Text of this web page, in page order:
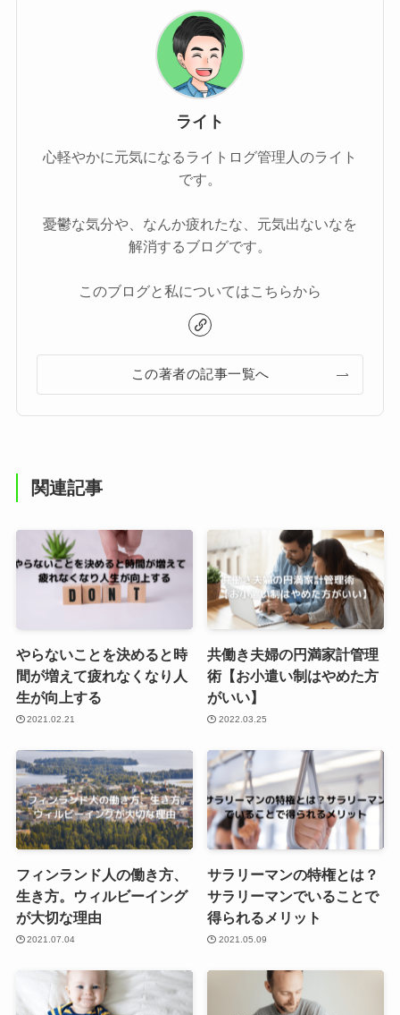
ライト
心軽やかに元気になるライトログ管理人のライト
です。
憂鬱な気分や、なんか疲れたな、元気出ないなを
解消するブログです。
このブログと私についてはこちらから
この著者の記事一覧へ
関連記事
やらないことを決めると時
間が増えて疲れなくなり人
生が向上する
2021.02.21
共働き夫婦の円満家計管理
術【お小遣い制はやめた方
がいい】
2022.03.25
フィンランド人の働き方、
生き方。ウィルビーイング
が大切な理由
2021.07.04
サラリーマンの特権とは？
サラリーマンでいることで
得られるメリット
2021.05.09